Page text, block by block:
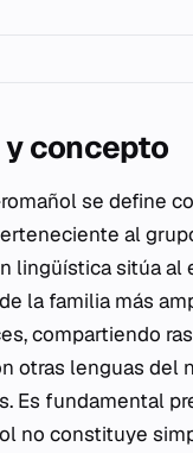
concepto
se define
al
lingüística sitúa al
la familia más
compartiendo
otras lenguas del
Es fundamental
no constituye